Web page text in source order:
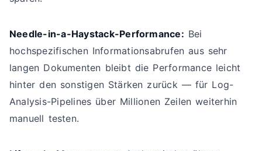
Needle-in-a-Haystack-Performance: Bei
hochspezifischen Informationsabrufen aus sehr
langen Dokumenten bleibt die Performance leicht
hinter den sonstigen Stärken zurück — für Log-
Analysis-Pipelines über Millionen Zeilen weiterhin
manuell testen.